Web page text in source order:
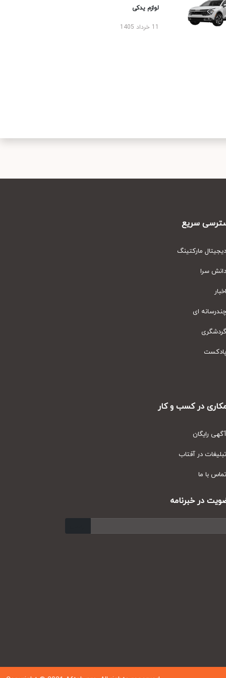
لوازم یدکی
سریع
مارکتینگ
سرا
ای
در کسب و کار
رایگان
در آفتاب
با ما
در خبرنامه